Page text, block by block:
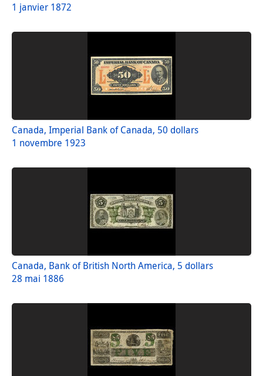
1 janvier 1872
Canada, Imperial Bank of Canada, 50 dollars
1 novembre 1923
Canada, Bank of British North America, 5 dollars
28 mai 1886